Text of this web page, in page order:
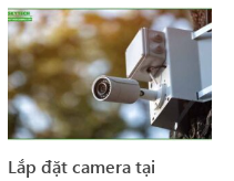
Lắp đặt camera tại